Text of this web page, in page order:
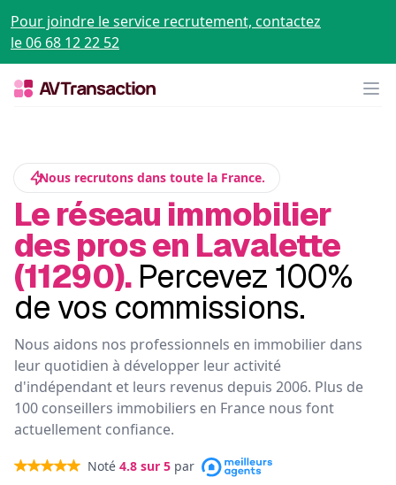
Pour joindre le service recrutement, contactez
le 06 68 12 22 52
Nous recrutons dans toute la France.
Le réseau immobilier
des pros en Lavalette
(11290). Percevez 100%
de vos commissions.
Nous aidons nos professionnels en immobilier dans
leur quotidien à développer leur activité
d'indépendant et leurs revenus depuis 2006. Plus de
100 conseillers immobiliers en France nous font
actuellement confiance.
Noté 4.8 sur 5 par